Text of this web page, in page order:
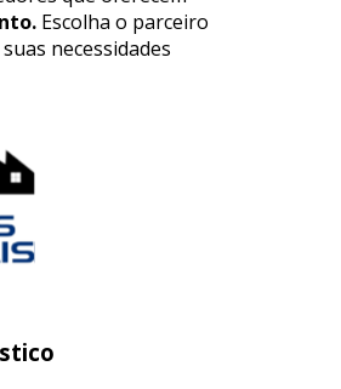
Escolha o parceiro
necessidades